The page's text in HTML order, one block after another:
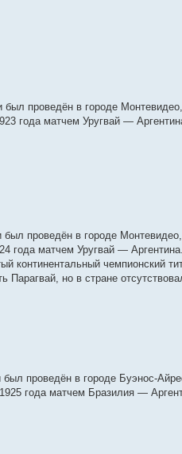
проведён в городе
года матчем Уругвай —
проведён в городе
года матчем Уругвай — Аргентина.
континентальный чемпионский
Парагвай, но в стране
проведён в городе Буэнос-
года матчем Бразилия —